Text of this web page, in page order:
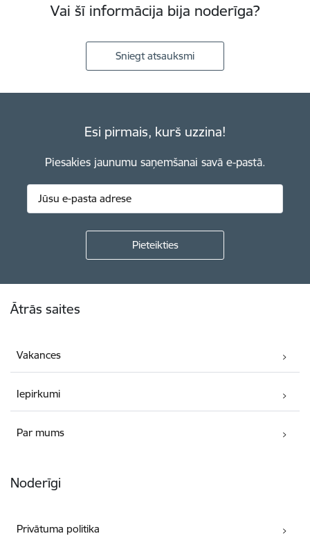
Vai šī informācija bija noderīga?
Sniegt atsauksmi
Esi pirmais, kurš uzzina!
Piesakies jaunumu saņemšanai savā e-pastā.
Ātrās saites
Vakances
Iepirkumi
Par mums
Noderīgi
Privātuma politika